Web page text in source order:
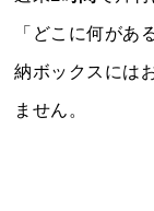
「どこに何があ
納ボックスには
ません。